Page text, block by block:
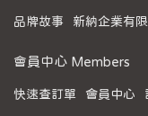
品牌故事 新納企業有
會員中心 Members
快速查訂單 會員中心